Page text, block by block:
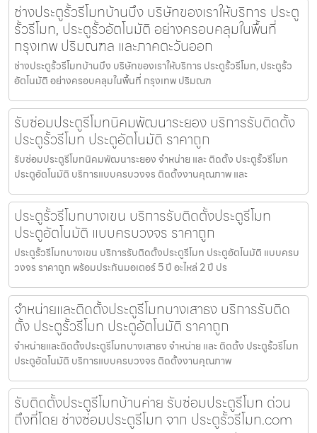
ช่างประตูรั้วรีโมทบ้านบึง บริษัทของเราให้บริการ ประตู
รั้วรีโมท, ประตูรั้วอัตโนมัติ อย่างครอบคลุมในพื้นที่
กรุงเทพ ปริมณฑล และภาคตะวันออก
ช่างประตูรั้วรีโมทบ้านบึง บริษัทของเราให้บริการ ประตูรั้วรีโมท, ประตูรั้ว
อัตโนมัติ อย่างครอบคลุมในพื้นที่ กรุงเทพ ปริมณฑ
รับซ่อมประตูรีโมทนิคมพัฒนาระยอง บริการรับติดตั้ง
ประตูรั้วรีโมท ประตูอัตโนมัติ ราคาถูก
รับซ่อมประตูรีโมทนิคมพัฒนาระยอง จำหน่าย และ ติดตั้ง ประตูรั้วรีโมท
ประตูอัตโนมัติ บริการแบบครบวงจร ติดตั้งงานคุณภาพ และ
ประตูรั้วรีโมทบางเขน บริการรับติดตั้งประตูรีโมท
ประตูอัตโนมัติ แบบครบวงจร ราคาถูก
ประตูรั้วรีโมทบางเขน บริการรับติดตั้งประตูรีโมท ประตูอัตโนมัติ แบบครบ
วงจร ราคาถูก พร้อมประกันมอเตอร์ 5 ปี อะไหล่ 2 ปี ปร
จำหน่ายและติดตั้งประตูรีโมทบางเสาธง บริการรับติด
ตั้ง ประตูรั้วรีโมท ประตูอัตโนมัติ ราคาถูก
จำหน่ายและติดตั้งประตูรีโมทบางเสาธง จำหน่าย และ ติดตั้ง ประตูรั้วรีโมท
ประตูอัตโนมัติ บริการแบบครบวงจร ติดตั้งงานคุณภาพ
รับติดตั้งประตูรีโมทบ้านค่าย รับซ่อมประตูรีโมท ด่วน
ถึงที่โดย ช่างซ่อมประตูรีโมท จาก ประตูรั้วรีโมท.com